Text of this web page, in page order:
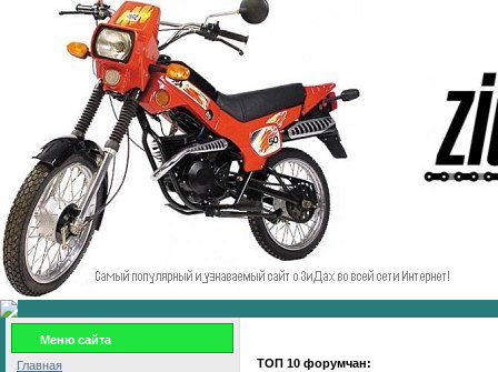
Меню сайта
Главная
ТОП 10 форумчан: